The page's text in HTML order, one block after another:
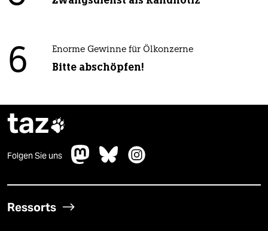
6 Enorme Gewinne für Ölkonzerne
Bitte abschöpfen!
taz
Folgen Sie uns
Ressorts